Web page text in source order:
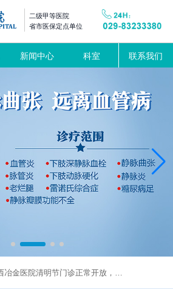
二级甲等医院
省市医保定点单位
新闻中心 科室 联系我们